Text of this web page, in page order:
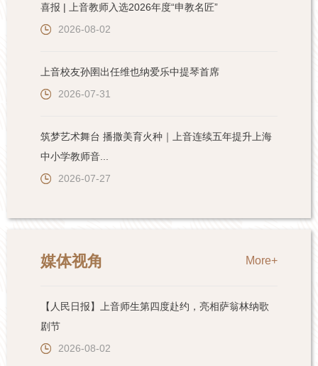
喜报 | 上音教师入选2026年度“申教名匠”
2026-08-02
上音校友孙圉出任维也纳爱乐中提琴首席
2026-07-31
筑梦艺术舞台 播撒美育火种｜上音连续五年提升上海
中小学教师音...
2026-07-27
媒体视角 More+
【人民日报】上音师生第四度赴约，亮相萨翁林纳歌
剧节
2026-08-02